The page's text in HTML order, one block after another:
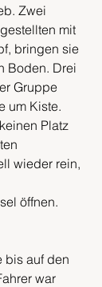
Zwei
mit
bringen sie
Boden. Drei
Gruppe
um Kiste.
Platz
wieder rein,
öffnen.
bis auf den
war